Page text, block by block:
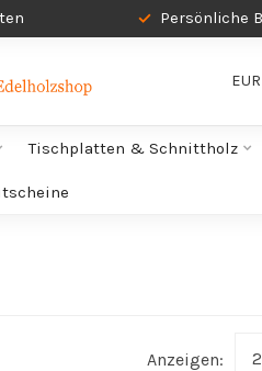
Persönliche
EUR
Tischplatten & Schnittholz
Anzeigen: